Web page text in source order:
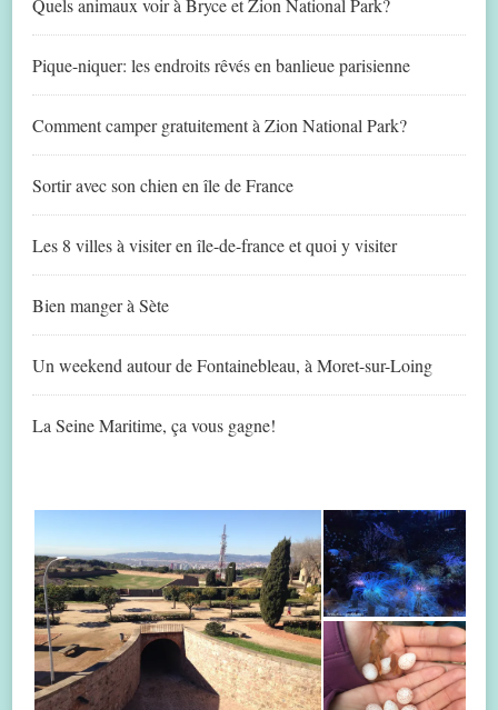
Quels animaux voir à Bryce et Zion National Park?
Pique-niquer: les endroits rêvés en banlieue parisienne
Comment camper gratuitement à Zion National Park?
Sortir avec son chien en île de France
Les 8 villes à visiter en île-de-france et quoi y visiter
Bien manger à Sète
Un weekend autour de Fontainebleau, à Moret-sur-Loing
La Seine Maritime, ça vous gagne!